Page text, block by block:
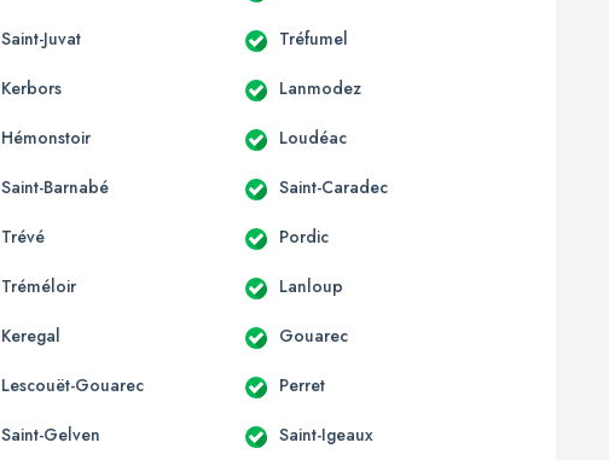
Saint-Juvat Tréfumel
Kerbors Lanmodez
Hémonstoir Loudéac
Saint-Barnabé Saint-Caradec
Trévé Pordic
Tréméloir Lanloup
Keregal Gouarec
Lescouët-Gouarec Perret
Saint-Gelven Saint-Igeaux